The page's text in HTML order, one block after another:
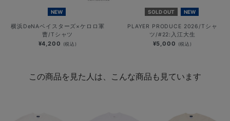
NEW
横浜DeNAベイスターズ×ケロロ軍
曹/Tシャツ
¥4,200 (税込)
SOLD OUT NEW
PLAYER PRODUCE 2026/Tシャ
ツ/#22:入江大生
¥5,000 (税込)
この商品を見た人は、こんな商品も見ています